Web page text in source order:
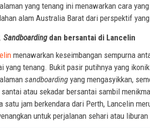
yang tenang ini menawarkan cara
alam Australia Barat dari perspektif
Sandboarding dan bersantai di Lancelin
menawarkan keseimbangan sempurna
yang tenang. Bukit pasir putihnya yang
sandboarding yang mengasyikkan,
atau sekadar bersantai sambil
satu jam berkendara dari Perth, Lancelin
untuk perjalanan sehari atau liburan